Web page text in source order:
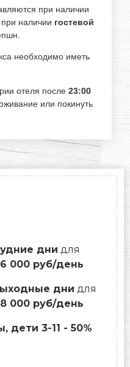
при наличии
наличии гостевой
необходимо иметь
отеля после 23:00
или покинуть
дни для
6 000 руб/день
дни для
8 000 руб/день
дети 3-11 - 50%